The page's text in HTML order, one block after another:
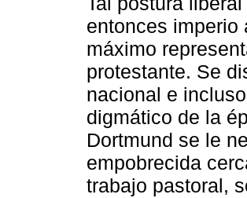
entonces imperio
máximo
protestante. Se
nacional e
digmático de la
Dortmund se le
empobrecida
trabajo pastoral,